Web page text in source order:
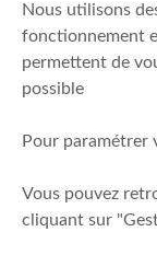
Politique de
Politique de
Fonds de
Mentions légales
Prévention de la
Nous utilisons
fonctionnement
permettent de
possible
Pour paramétrer
Vous pouvez
cliquant sur